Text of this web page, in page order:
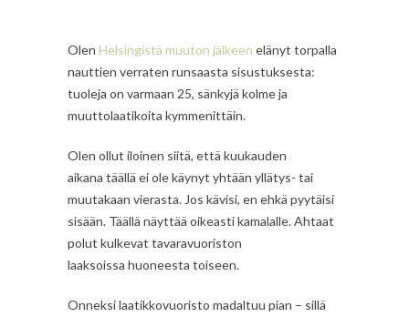
Olen Helsingistä muuton jälkeen elänyt torpalla
nauttien verraten runsaasta sisustuksesta:
tuoleja on varmaan 25, sänkyjä kolme ja
muuttolaatikoita kymmenittäin.
Olen ollut iloinen siitä, että kuukauden
aikana täällä ei ole käynyt yhtään yllätys- tai
muutakaan vierasta. Jos kävisi, en ehkä pyytäisi
sisään. Täällä näyttää oikeasti kamalalle. Ahtaat
polut kulkevat tavaravuoriston
laaksoissa huoneesta toiseen.
Onneksi laatikkovuoristo madaltuu pian – sillä